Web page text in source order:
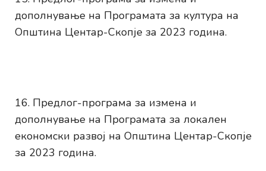
дополнување на Програмата за култура на
Општина Центар-Скопје за 2023 година.
Предлог-програма за измена и
дополнување на Програмата за локален
економски развој на Општина Центар-Скопје
за 2023 година.